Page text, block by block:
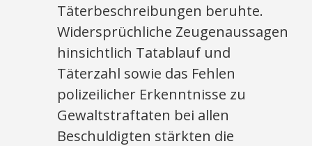
Täterbeschreibungen beruhte.
Widersprüchliche Zeugenaussagen
hinsichtlich Tatablauf und
Täterzahl sowie das Fehlen
polizeilicher Erkenntnisse zu
Gewaltstraftaten bei allen
Beschuldigten stärkten die